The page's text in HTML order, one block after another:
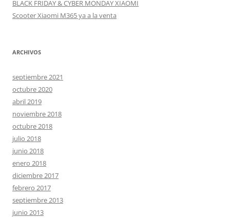
BLACK FRIDAY & CYBER MONDAY XIAOMI
Scooter Xiaomi M365 ya a la venta
ARCHIVOS
septiembre 2021
octubre 2020
abril 2019
noviembre 2018
octubre 2018
julio 2018
junio 2018
enero 2018
diciembre 2017
febrero 2017
septiembre 2013
junio 2013